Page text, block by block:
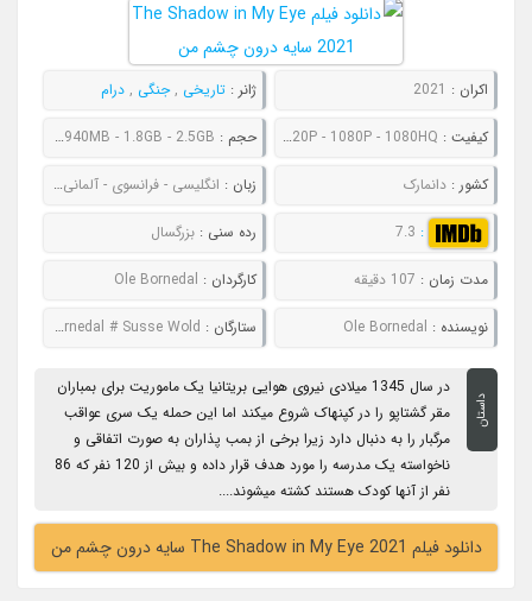
اکران : 2021 ژانر : تاریخی ,جنگی , درام
کیفیت : 480P - 720P - 1080P - 1080HQ حجم : 662MB - 940MB - 1.8GB - 2.5GB
کشور :دانمارک زبان : انگلیسی - فرانسوی - آلمانی - دانمارکی
:
7.3 رده سنی : بزرگسال
مدت زمان : 107 دقیقه کارگردان : Ole Bornedal
نویسنده : Ole Bornedal ستارگان : Alex Høgh Andersen # Danica Curcic # Fanny Bornedal # Susse Wold
داستان
در سال 1345 میلادی نیروی هوایی بریتانیا یک ماموریت برای بمباران
مقر گشتاپو را در کپنهاک شروع میکند اما این حمله یک سری عواقب
مرگبار را به دنبال دارد زیرا برخی از بمب پذاران به صورت اتفاقی و
ناخواسته یک مدرسه را مورد هدف قرار داده و بیش از 120 نفر که 86
نفر از آنها کودک هستند کشته میشوند....
دانلود فیلم The Shadow in My Eye 2021 سایه درون چشم من